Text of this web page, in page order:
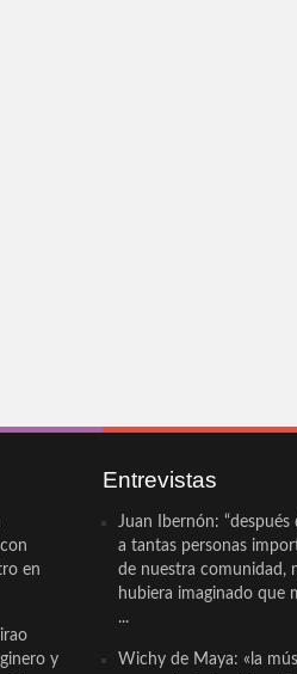
en
y
Entrevistas
Juan Ibernón: “después
a tantas personas
de nuestra comunidad,
hubiera imaginado que
...
Wichy de Maya: «la